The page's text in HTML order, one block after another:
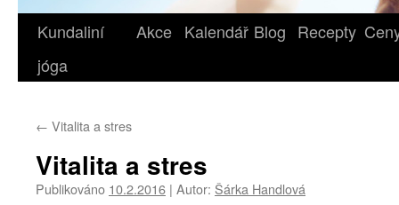
Kundaliní
jóga
Akce Kalendář Blog Recepty
← Vitalita a stres
Vitalita a stres
Publikováno 10.2.2016 | Autor: Šárka Handlová